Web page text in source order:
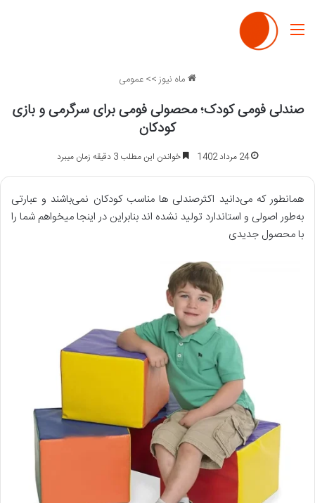
منو
ماه نیوز>>عمومی
صندلی فومی کودک؛ محصولی فومی برای سرگرمی و بازی
کودکان
24 مرداد 1402 خواندن این مطلب 3 دقیقه زمان میبرد
همانطور که می‌دانید اکثرصندلی ها مناسب کودکان نمی‌باشند و عبارتی
به‌طور اصولی و استاندارد تولید نشده اند بنابراین در اینجا میخواهم شما را
با محصول جدیدی